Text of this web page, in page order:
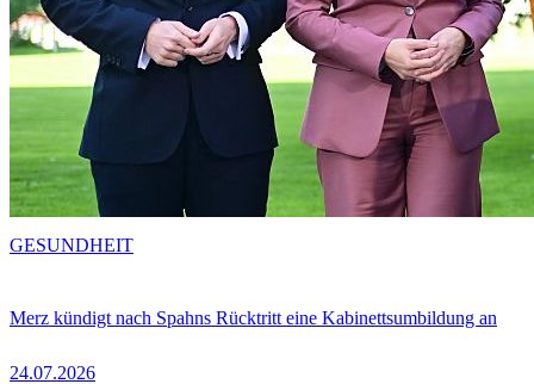
Merz kündigt nach Spahns Rücktritt eine Kabinettsumbildung an
24.07.2026
GESUNDHEIT